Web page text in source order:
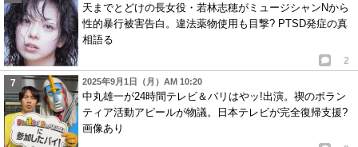
天までとどけの長女役・若林志穂がミュージシャンNから
性的暴行被害告白。違法薬物使用も目撃? PTSD発症の真
相語る
2
2025年9月1日（月）AM 10:20
中丸雄一が24時間テレビ＆バリはやッ!出演。禊のボラン
ティア活動アピールが物議。日本テレビが完全復帰支援?
画像あり